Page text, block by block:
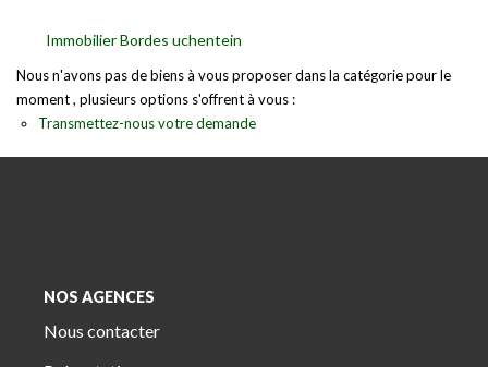
NOUS REJOINDRE
CONTACT
EN
Immobilier Bordes uchentein
Nous n'avons pas de biens à vous proposer dans la catégorie pour le
moment , plusieurs options s'offrent à vous :
Transmettez-nous votre demande
NOS AGENCES
Nous contacter